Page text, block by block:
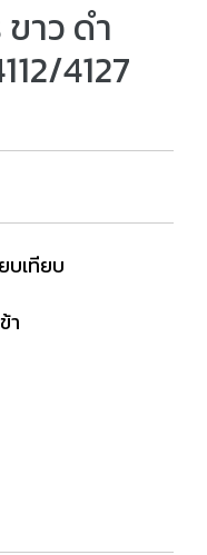
าว ดำ
4127
บเทียบ
า